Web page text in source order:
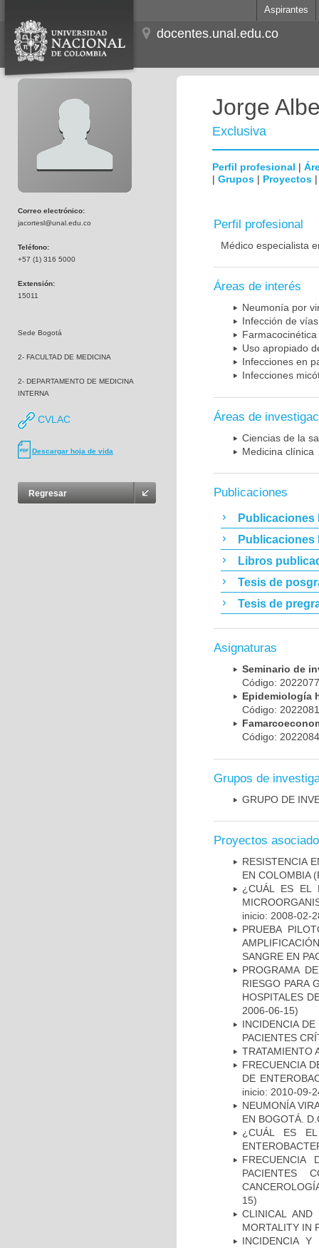
Aspirantes
docentes.unal.edu.co
Correo electrónico:
jacortesl@unal.edu.co
Teléfono:
+57 (1) 316 5000
Extensión:
15011
Sede Bogotá
2- FACULTAD DE MEDICINA
2- DEPARTAMENTO DE MEDICINA
INTERNA
CVLAC
Descargar hoja de vida
Regresar
Jorge
Exclusiva
Perfil profesional |
| Grupos | Proyectos
Perfil profesional
Médico especialista
Áreas de interés
Neumonía por
Infección de
Uso apropiado
Infecciones en
Infecciones
Áreas de
Ciencias de la
Medicina clínica
Publicaciones
Publicaciones
Publicaciones
Libros
Tesis de
Tesis de
Asignaturas
Seminario de
Código:
Epidemiología
Código:
Código:
Grupos de
GRUPO DE
Proyectos
RESISTENCIA
EN COLOMBIA
¿CUÁL ES EL
inicio: 2008-02-
PRUEBA
SANGRE EN
PROGRAMA
RIESGO PARA
HOSPITALES
2006-06-15)
INCIDENCIA
PACIENTES
TRATAMIENTO
FRECUENCIA
DE
inicio: 2010-09-
NEUMONÍA
EN BOGOTÁ.
¿CUÁL ES EL
FRECUENCIA
PACIENTES
15)
CLINICAL AND
MORTALITY IN
INCIDENCIA Y